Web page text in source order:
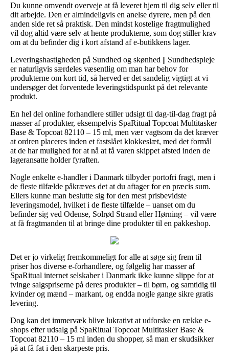
Du kunne omvendt overveje at få leveret hjem til dig selv eller til
dit arbejde. Den er almindeligvis en anelse dyrere, men på den
anden side ret så praktisk. Den mindst kostelige fragtmulighed
vil dog altid være selv at hente produkterne, som dog stiller krav
om at du befinder dig i kort afstand af e-butikkens lager.
Leveringshastigheden på Sundhed og skønhed || Sundhedspleje
er naturligvis særdeles væsentlig om man har behov for
produkterne om kort tid, så herved er det sandelig vigtigt at vi
undersøger det forventede leveringstidspunkt på det relevante
produkt.
En hel del online forhandlere stiller udsigt til dag-til-dag fragt på
masser af produkter, eksempelvis SpaRitual Topcoat Multitasker
Base & Topcoat 82110 – 15 ml, men vær vagtsom da det kræver
at ordren placeres inden et fastslået klokkeslæt, med det formål
at de har mulighed for at nå at få varen skippet afsted inden de
lageransatte holder fyraften.
Nogle enkelte e-handler i Danmark tilbyder portofri fragt, men i
de fleste tilfælde påkræves det at du aftager for en præcis sum.
Ellers kunne man beslutte sig for den mest prisbevidste
leveringsmodel, hvilket i de fleste tilfælde – uanset om du
befinder sig ved Odense, Solrød Strand eller Hørning – vil være
at få fragtmanden til at bringe dine produkter til en pakkeshop.
Det er jo virkelig fremkommeligt for alle at søge sig frem til
priser hos diverse e-forhandlere, og følgelig har masser af
SpaRitual internet selskaber i Danmark ikke kunne slippe for at
tvinge salgspriserne på deres produkter – til børn, og samtidig til
kvinder og mænd – markant, og endda nogle gange sikre gratis
levering.
Dog kan det immervæk blive lukrativt at udforske en række e-
shops efter udsalg på SpaRitual Topcoat Multitasker Base &
Topcoat 82110 – 15 ml inden du shopper, så man er skudsikker
på at få fat i den skarpeste pris.